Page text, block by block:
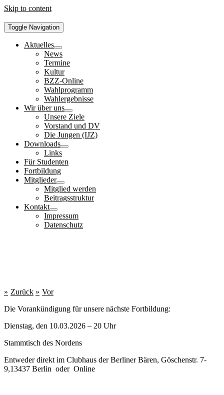
Skip to content
Toggle Navigation
Aktuelles
News
Termine
Kultur
BZZ-Online
Wahlprogramm
Wahlergebnisse
Wir über uns
Unsere Ziele
Vorstand und DV
Die Jungen (IJZ)
Downloads
Links
Für Studenten
Fortbildung
Mitglieder
Mitglied werden
Beitragsstruktur
Kontakt
Impressum
Datenschutz
Zurück
Vor
Die Vorankündigung für unsere nächste Fortbildung:
Dienstag, den 10.03.2026 – 20 Uhr
Stammtisch des Nordens
Entweder direkt im Clubhaus der Berliner Bären, Göschenstr. 7-
9,13437 Berlin oder Online